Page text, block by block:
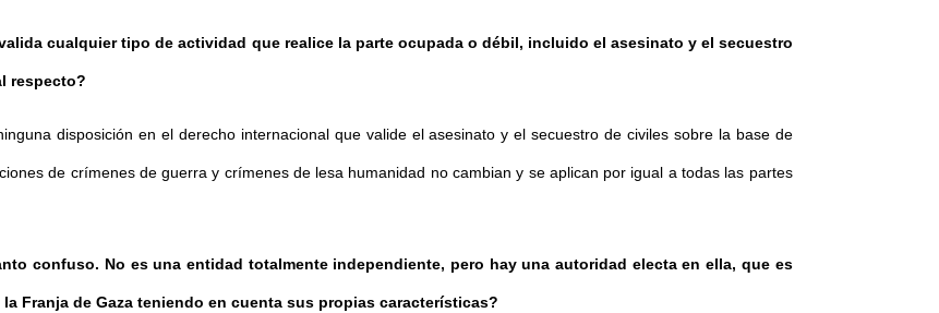
cualquier tipo de actividad que realice la parte ocupada o débil, incluido el asesinato y el secuestro
respecto?
disposición en el derecho internacional que valide el asesinato y el secuestro de civiles sobre la base de
de crímenes de guerra y crímenes de lesa humanidad no cambian y se aplican por igual a todas las partes
confuso. No es una entidad totalmente independiente, pero hay una autoridad electa en ella, que es
Franja de Gaza teniendo en cuenta sus propias características?